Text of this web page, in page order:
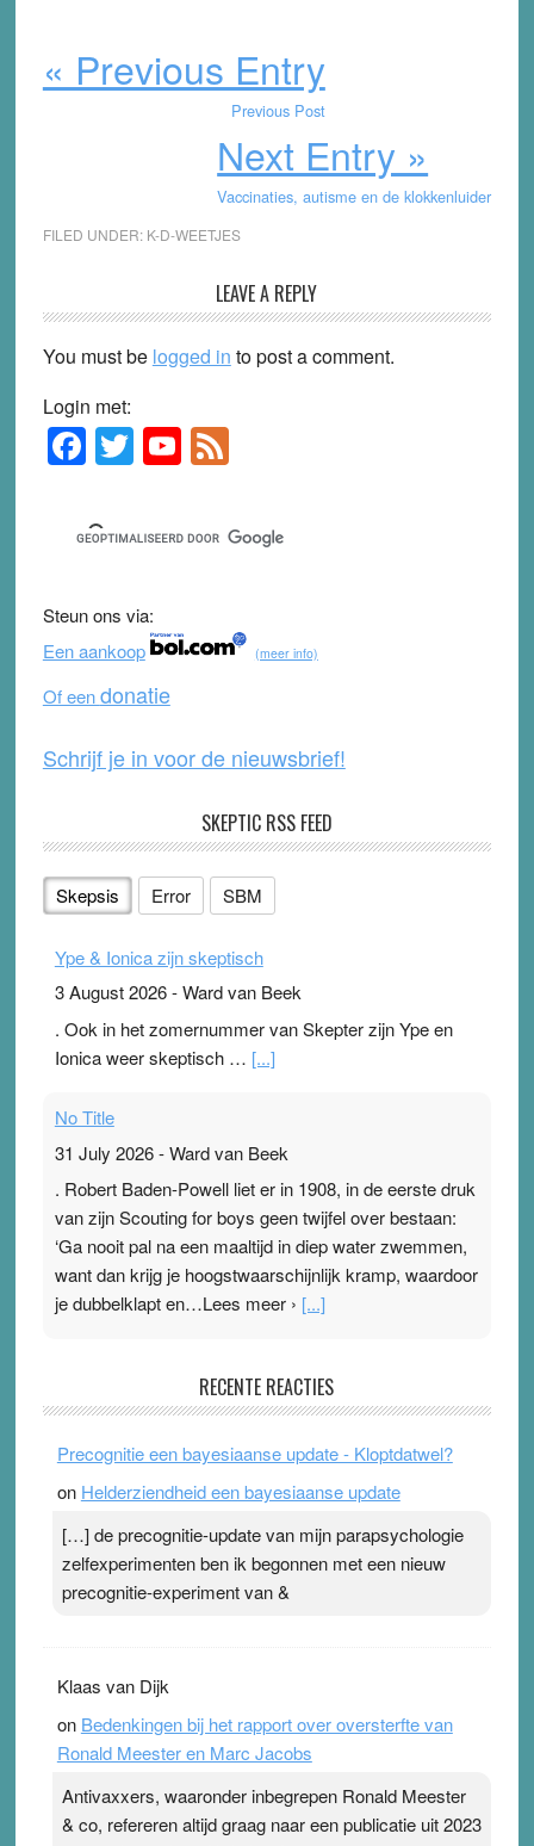
« Previous Entry
Previous Post
Next Entry »
Vaccinaties, autisme en de klokkenluider
FILED UNDER: K-D-WEETJES
Interactions
LEAVE A REPLY
You must be logged in to post a comment.
Login met:
Primary
Sidebar
F
a
c
e
b
o
o
k
T
wi
tt
er
Y
o
u
T
b
e
F
e
d
Steun ons via:
Een aankoop
(meer info)
Of eendonatie
Schrijf je in voor de nieuwsbrief!
SKEPTIC RSS FEED
Skepsis Error SBM
Ype & Ionica zijn skeptisch
3 August 2026-Ward van Beek
. Ook in het zomernummer van Skepter zijn Ype en
Ionica weer skeptisch … [...]
No Title
31 July 2026-Ward van Beek
. Robert Baden-Powell liet er in 1908, in de eerste druk
van zijn Scouting for boys geen twijfel over bestaan:
‘Ga nooit pal na een maaltijd in diep water zwemmen,
want dan krijg je hoogstwaarschijnlijk kramp, waardoor
je dubbelklapt en…Lees meer › [...]
Ward van Beek
topsporters. Ze hopen ermee hun hartslag te verlagen
terwijl ze meer zuurstof opnemen. Daarop heeft zo’n
ademen’ kan goud waard zijn. Door…Lees meer
Pleisterplakkers in de topspsort ›[...]
RECENTE REACTIES
Precognitie een bayesiaanse update - Kloptdatwel?
on Helderziendheid een bayesiaanse update
[…] de precognitie-update van mijn parapsychologie
zelfexperimenten ben ik begonnen met een nieuw
precognitie-experiment van &
Klaas van Dijk
on Bedenkingen bij het rapport over oversterfte van
Ronald Meester en Marc Jacobs
Antivaxxers, waaronder inbegrepen Ronald Meester
& co, refereren altijd graag naar een publicatie uit 2023